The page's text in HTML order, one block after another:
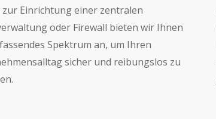
zur Einrichtung einer zentralen
oder Firewall bieten wir Ihnen
Spektrum an, um Ihren
sicher und reibungslos zu